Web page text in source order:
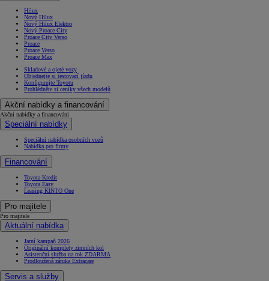
Hilux
Nový Hilux
Nový Hilux Elektro
Nový Proace City
Proace City Verso
Proace
Proace Verso
Proace Max
Skladové a ojeté vozy
Objednejte si testovací jízdu
Konfigurujte Toyotu
Prohlédněte si ceníky všech modelů
Akční nabídky a financování
Akční nabídky a financování
Speciální nabídky
Speciální nabídka osobních vozů
Nabídka pro firmy
Financování
Toyota Kredit
Toyota Easy
Leasing KINTO One
Pro majitele
Pro majitele
Aktuální nabídka
Jarní kampaň 2026
Originální komplety zimních kol
Asistenční služba na rok ZDARMA
Prodloužená záruka Extracare
Servis a služby